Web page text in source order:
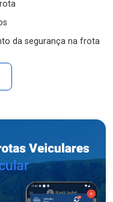
da segurança na frota